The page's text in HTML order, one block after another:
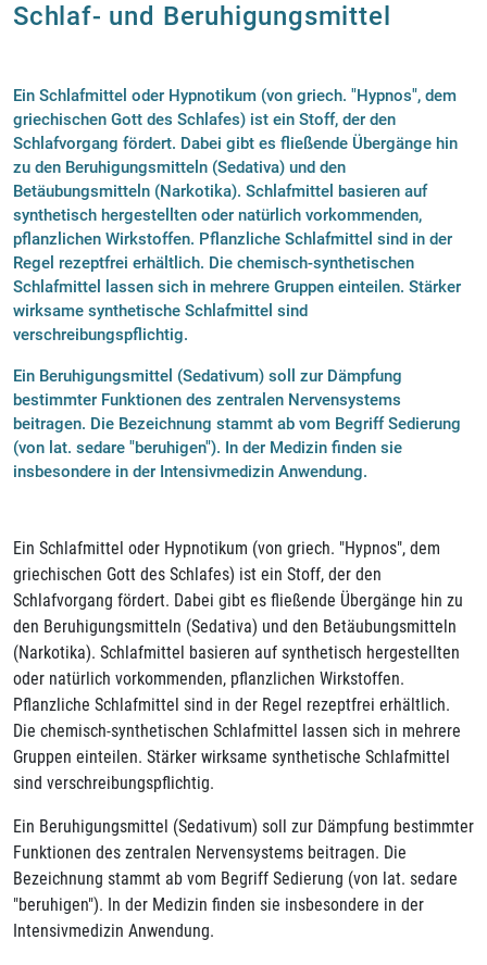
Schlaf- und Beruhigungsmittel
Ein Schlafmittel oder Hypnotikum (von griech. "Hypnos", dem
griechischen Gott des Schlafes) ist ein Stoff, der den
Schlafvorgang fördert. Dabei gibt es fließende Übergänge hin
zu den Beruhigungsmitteln (Sedativa) und den
Betäubungsmitteln (Narkotika). Schlafmittel basieren auf
synthetisch hergestellten oder natürlich vorkommenden,
pflanzlichen Wirkstoffen. Pflanzliche Schlafmittel sind in der
Regel rezeptfrei erhältlich. Die chemisch-synthetischen
Schlafmittel lassen sich in mehrere Gruppen einteilen. Stärker
wirksame synthetische Schlafmittel sind
verschreibungspflichtig.
Ein Beruhigungsmittel (Sedativum) soll zur Dämpfung
bestimmter Funktionen des zentralen Nervensystems
beitragen. Die Bezeichnung stammt ab vom Begriff Sedierung
(von lat. sedare "beruhigen"). In der Medizin finden sie
insbesondere in der Intensivmedizin Anwendung.
Ein Schlafmittel oder Hypnotikum (von griech. "Hypnos", dem
griechischen Gott des Schlafes) ist ein Stoff, der den
Schlafvorgang fördert. Dabei gibt es fließende Übergänge hin zu
den Beruhigungsmitteln (Sedativa) und den Betäubungsmitteln
(Narkotika). Schlafmittel basieren auf synthetisch hergestellten
oder natürlich vorkommenden, pflanzlichen Wirkstoffen.
Pflanzliche Schlafmittel sind in der Regel rezeptfrei erhältlich.
Die chemisch-synthetischen Schlafmittel lassen sich in mehrere
Gruppen einteilen. Stärker wirksame synthetische Schlafmittel
sind verschreibungspflichtig.
Ein Beruhigungsmittel (Sedativum) soll zur Dämpfung bestimmter
Funktionen des zentralen Nervensystems beitragen. Die
Bezeichnung stammt ab vom Begriff Sedierung (von lat. sedare
"beruhigen"). In der Medizin finden sie insbesondere in der
Intensivmedizin Anwendung.